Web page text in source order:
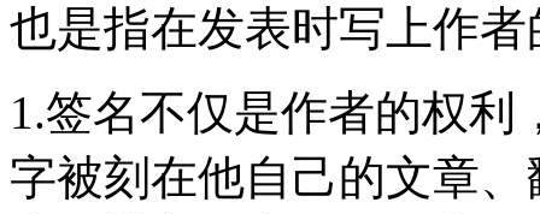
也是指在发表时写上作
1.签名不仅是作者的权
字被刻在他自己的文章